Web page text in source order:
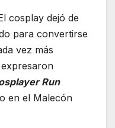
cosplay dejó de
para convertirse
vez más
Run
en el Malecón